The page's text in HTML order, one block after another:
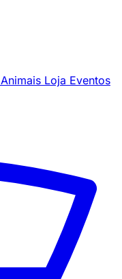
Animais Loja Eventos